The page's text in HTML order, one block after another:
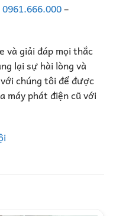
0961.666.000–
và giải đáp mọi thắc
lại sự hài lòng và
chúng tôi để được
máy phát điện cũ với